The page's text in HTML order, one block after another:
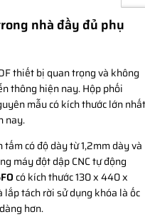
nhà đầy đủ phụ
thiết bị quan trọng và không
thông hiện nay. Hộp phối
mẫu có kích thước lớn nhất
nay.
có độ dày từ 1,2mm dày và
máy đột dập CNC tự động
có kích thước 130 x 440 x
tách rời sử dụng khóa là ốc
hơn.